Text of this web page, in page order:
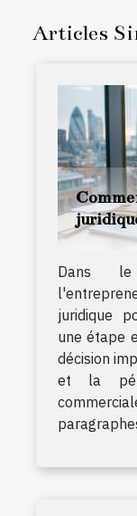
Articles
Dans le
juridique
une étape
décision
et la